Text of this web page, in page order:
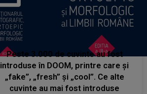
Peste 3.000 de cuvinte au fost
introduse în DOOM, printre care și
„fake”, „fresh” și „cool”. Ce alte
cuvinte au mai fost introduse